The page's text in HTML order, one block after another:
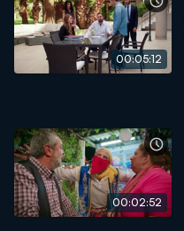
00:05:12
00:02:52